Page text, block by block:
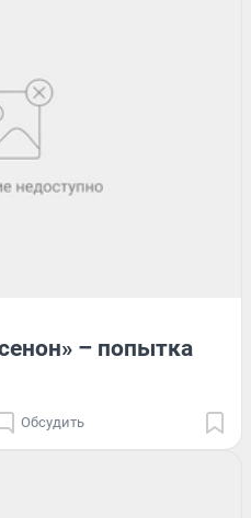
– попытка
Обсудить